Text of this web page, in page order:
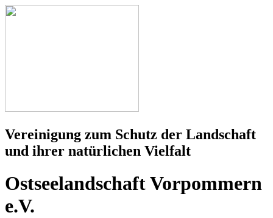
Vereinigung zum Schutz der Landschaft
und ihrer natürlichen Vielfalt
Ostseelandschaft Vorpommern
e.V.